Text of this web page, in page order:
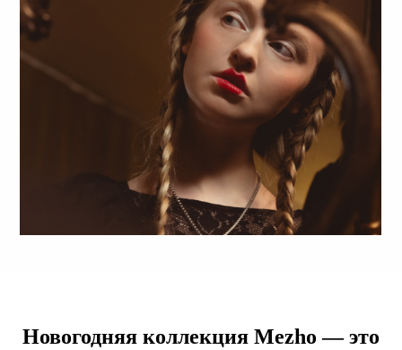
Новогодняя коллекция Mezho — это